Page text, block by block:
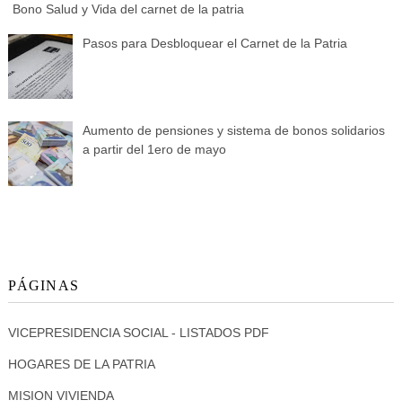
Bono Salud y Vida del carnet de la patria
Pasos para Desbloquear el Carnet de la Patria
Aumento de pensiones y sistema de bonos solidarios
a partir del 1ero de mayo
PÁGINAS
VICEPRESIDENCIA SOCIAL - LISTADOS PDF
HOGARES DE LA PATRIA
MISION VIVIENDA